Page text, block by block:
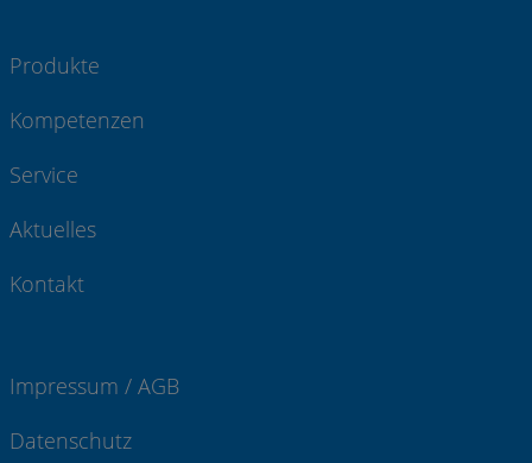
Produkte
Kompetenzen
Service
Aktuelles
Kontakt
Impressum / AGB
Datenschutz